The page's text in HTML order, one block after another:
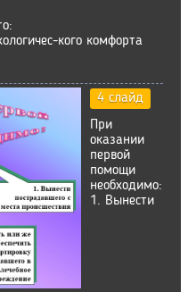
кого комфорта
4 слайд
При
оказании
первой
помощи
необходимо:
1. Вынести